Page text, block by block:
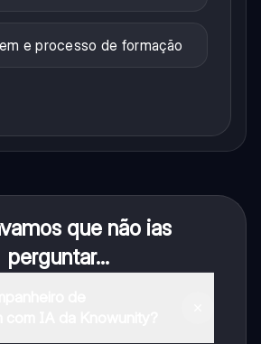
e processo de formação
que não ias
perguntar...